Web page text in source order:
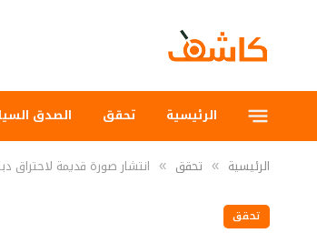
الرئيسية تحقق الصدق
الرئيسية » تحقق » انتشار صورة قديمة لاحتراق
تحقق